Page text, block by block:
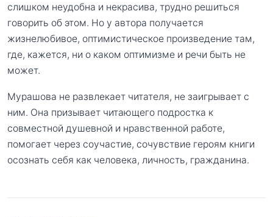
слишком неудобна и некрасива, трудно решиться
говорить об этом. Но у автора получается
жизнелюбивое, оптимистическое произведение там,
где, кажется, ни о каком оптимизме и речи быть не
может.
Мурашова не развлекает читателя, не заигрывает с
ним. Она призывает читающего подростка к
совместной душевной и нравственной работе,
помогает через соучастие, сочувствие героям книги
осознать себя как человека, личность, гражданина.